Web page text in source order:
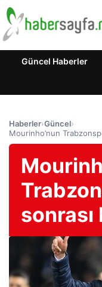
Güncel Haberler
Haberler›Güncel›
Mourinho’nun
sonrası